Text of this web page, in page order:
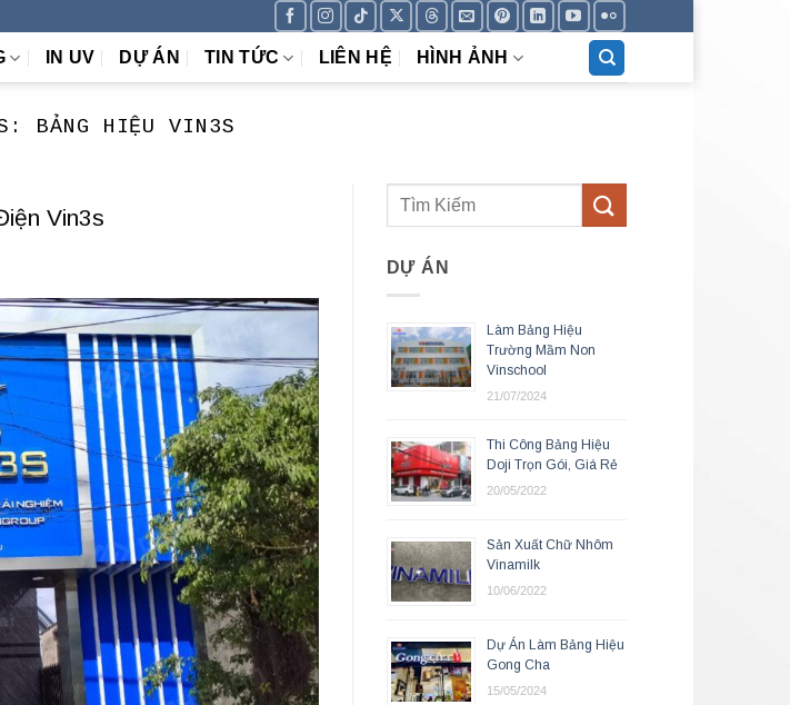
IN UV DỰ ÁN TIN TỨC LIÊN HỆ HÌNH ẢNH
BẢNG HIỆU VIN3S
Vin3s
DỰ ÁN
Làm Bảng Hiệu
Trường Mầm Non
Vinschool
21/07/2024
Thi Công Bảng Hiệu
Doji Trọn Gói, Giá Rẻ
20/05/2022
Sản Xuất Chữ Nhôm
Vinamilk
10/06/2022
Dự Án Làm Bảng Hiệu
Gong Cha
15/05/2024